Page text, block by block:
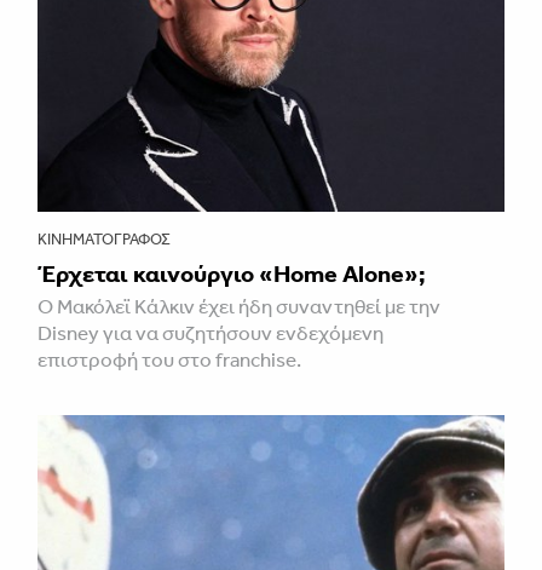
ΚΙΝΗΜΑΤΟΓΡΆΦΟΣ
Έρχεται καινούργιο «Home Alone»;
Ο Μακόλεϊ Κάλκιν έχει ήδη συναντηθεί με την
Disney για να συζητήσουν ενδεχόμενη
επιστροφή του στο franchise.